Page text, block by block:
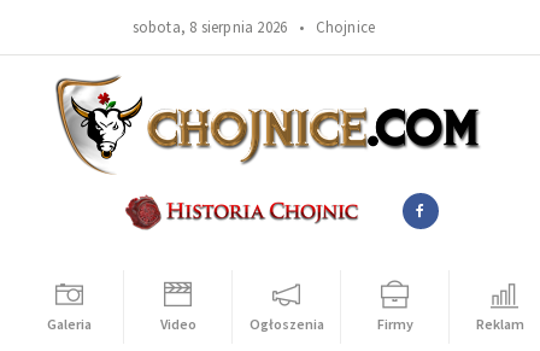
sobota, 8 sierpnia 2026 • Chojnice
Galeria Video Ogłoszenia Firmy Reklama